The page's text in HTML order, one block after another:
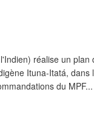
réalise un plan
Ituna-Itatá, dans
du MPF...